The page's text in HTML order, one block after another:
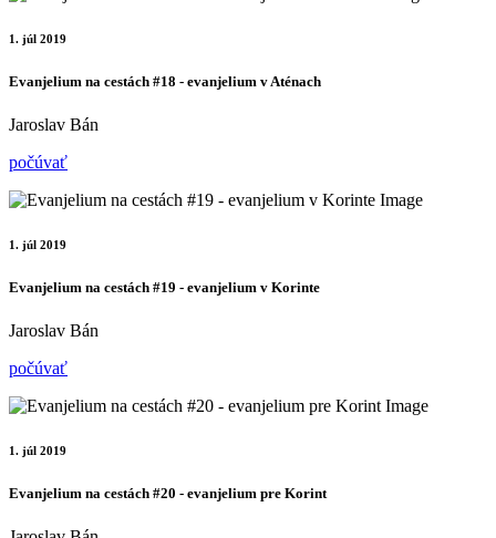
1. júl 2019
Evanjelium na cestách #18 - evanjelium v Aténach
Jaroslav Bán
počúvať
1. júl 2019
Evanjelium na cestách #19 - evanjelium v Korinte
Jaroslav Bán
počúvať
1. júl 2019
Evanjelium na cestách #20 - evanjelium pre Korint